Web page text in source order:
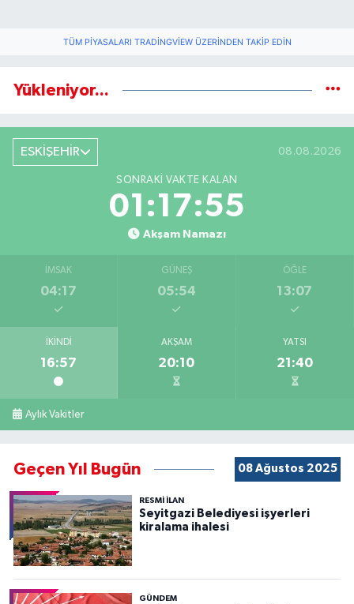
TÜM PIYASALARI TRADINGVIEW ÜZERINDEN TAKIP EDIN
Yükleniyor...
ESKİŞEHİR 08.08.2026
SONRAKI VAKTE KALAN
01:17:55
Akşam Namazı
İMSAK
04:17
GÜNEŞ
05:54
ÖĞLE
13:07
İKINDI
16:57
AKŞAM
20:10
YATSI
21:40
Aylık Vakitler
Geçen Yıl Bugün 08 Ağustos 2025
RESMİ İLAN
Seyitgazi Belediyesi işyerleri
kiralama ihalesi
GÜNDEM